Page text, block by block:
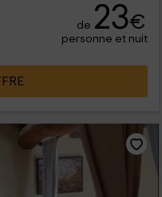
de 23€
personne et nuit